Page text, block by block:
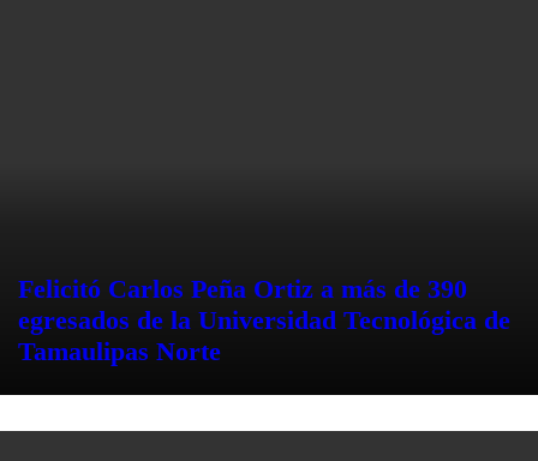
Felicitó Carlos Peña Ortiz a más de 390
egresados de la Universidad Tecnológica de
Tamaulipas Norte